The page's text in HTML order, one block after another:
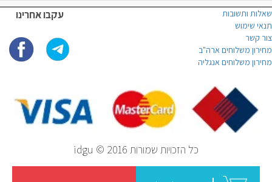
עקבו אחרינו
שאלות ותשובות
תנאי שימוש
צור קשר
מחירון משלוחים ארה"ב
מחירון משלוחים אנגליה
כל הזכויות שמורות idgu © 2016